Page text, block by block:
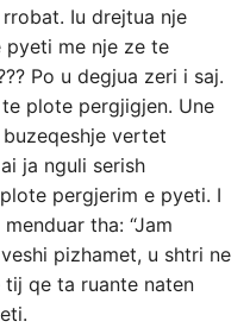
Iu drejtua nje
pyeti me nje ze te
Po u degjua zeri i saj.
plote pergjigjen. Une
vertet
ja nguli serish
pergjerim e pyeti. I
tha: “Jam
pizhamet, u shtri ne
qe ta ruante naten